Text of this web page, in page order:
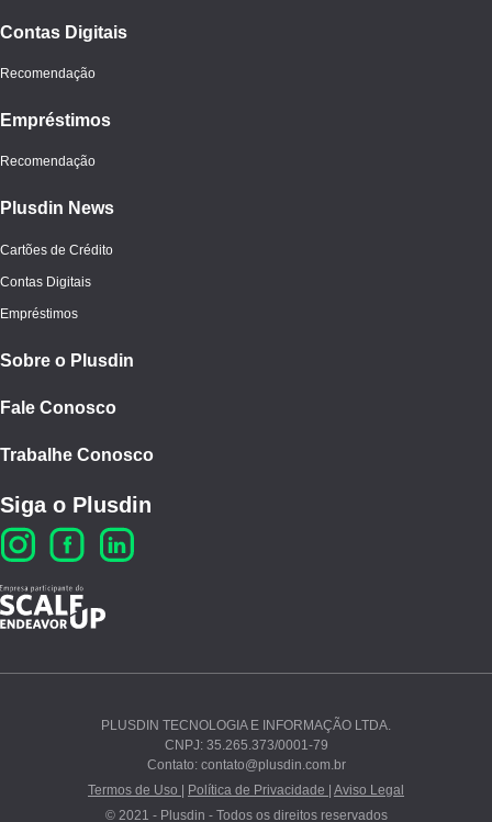
Ao continuar navegando, você concorda com nossos
ePolí­tica de Privacidade.
Contas Digitais
Recomendação
Empréstimos
Recomendação
Plusdin News
Cartões de Crédito
Contas Digitais
Empréstimos
Sobre o Plusdin
Fale Conosco
Trabalhe Conosco
Siga o Plusdin
PLUSDIN TECNOLOGIA E INFORMAÇÃO LTDA.
CNPJ: 35.265.373/0001-79
Contato: contato@plusdin.com.br
Termos de Uso |
Política de Privacidade |
Aviso Legal
© 2021 - Plusdin - Todos os direitos reservados